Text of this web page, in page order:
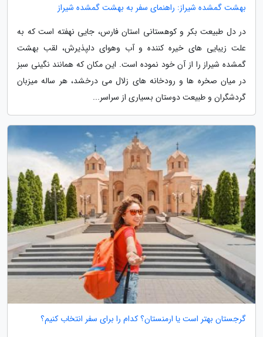
بهشت گمشده شیراز: راهنمای سفر به بهشت گمشده شیراز
در دل طبیعت بکر و کوهستانی استان فارس، جایی نهفته است که به
علت زیبایی های خیره کننده و آب وهوای دلپذیرش، لقب بهشت
گمشده شیراز را از آن خود نموده است. این مکان که همانند نگینی سبز
در میان صخره ها و رودخانه های زلال می درخشد، هر ساله میزبان
گردشگران و طبیعت دوستان بسیاری از سراسر...
گرجستان بهتر است یا ارمنستان؟ کدام را برای سفر انتخاب کنیم؟